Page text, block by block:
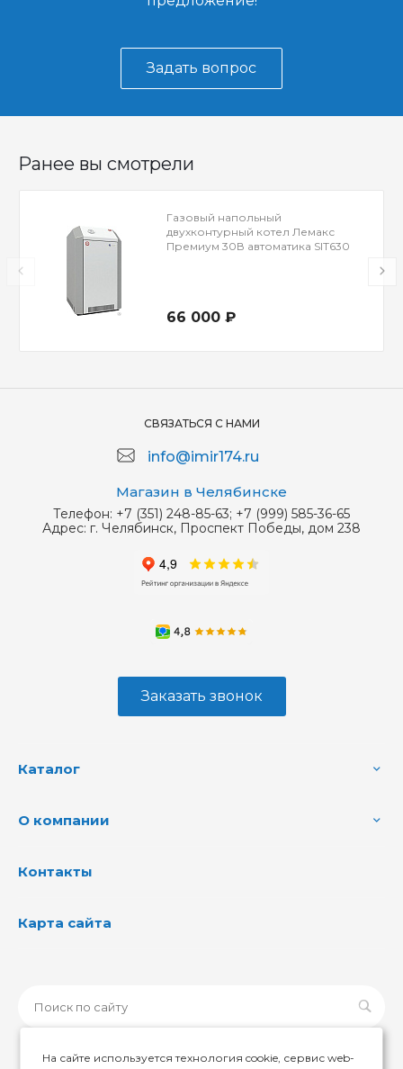
Задать вопрос
Ранее вы смотрели
Газовый напольный
двухконтурный котел Лемакс
Премиум 30В автоматика SIT630
66 000 ₽
СВЯЗАТЬСЯ С НАМИ
info@imir174.ru
Магазин в Челябинске
Телефон: +7 (351) 248-85-63; +7 (999) 585-36-65
Адрес: г. Челябинск, Проспект Победы, дом 238
Заказать звонок
Каталог
О компании
Контакты
Карта сайта
На сайте используется технология cookie, сервис web-